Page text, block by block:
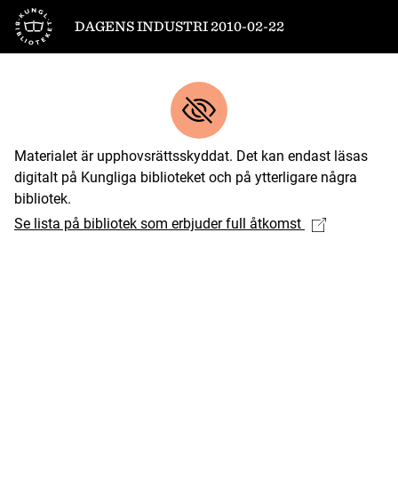
Till startsidan
DAGENS INDUSTRI 2010-02-22
Materialet är upphovsrättsskyddat. Det kan endast läsas
digitalt på Kungliga biblioteket och på ytterligare några
bibliotek.
Se lista på bibliotek som erbjuder full åtkomst